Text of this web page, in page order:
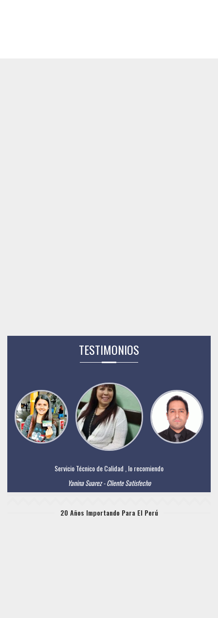
TESTIMONIOS
Servicio Técnico de Calidad , lo recomiendo
Yanina Suarez - Cliente Satisfecho
20 Años Importando Para El Perú